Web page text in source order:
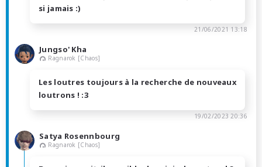
si jamais :)
21/06/2021 13:18
Jungso' Kha
Ragnarok [Chaos]
Les loutres toujours à la recherche de nouveaux
loutrons ! :3
19/02/2023 20:36
Satya Rosennbourg
Ragnarok [Chaos]